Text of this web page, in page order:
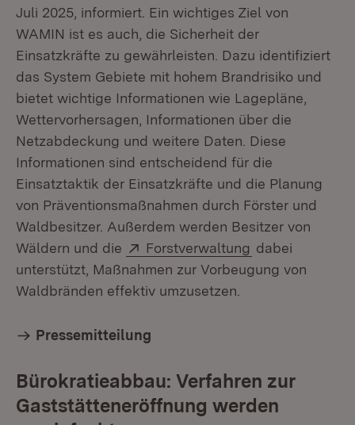
Juli 2025, informiert. Ein wichtiges Ziel von
WAMIN ist es auch, die Sicherheit der
Einsatzkräfte zu gewährleisten. Dazu identifiziert
das System Gebiete mit hohem Brandrisiko und
bietet wichtige Informationen wie Lagepläne,
Wettervorhersagen, Informationen über die
Netzabdeckung und weitere Daten. Diese
Informationen sind entscheidend für die
Einsatztaktik der Einsatzkräfte und die Planung
von Präventionsmaßnahmen durch Förster und
Waldbesitzer. Außerdem werden Besitzer von
Wäldern und die
Extern:
Forstverwaltung (Öffnet in
dabei
unterstützt, Maßnahmen zur Vorbeugung von
Waldbränden effektiv umzusetzen.
Pressemitteilung
Bürokratieabbau: Verfahren zur
Gaststätteneröffnung werden